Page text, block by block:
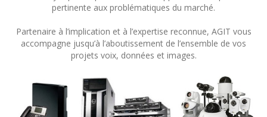
pertinente aux problématiques du marché.
Partenaire à l’implication et à l’expertise reconnue, AGIT vous
accompagne jusqu’à l’aboutissement de l’ensemble de vos
projets voix, données et images.